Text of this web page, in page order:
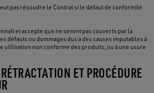
pas résoudre le Contrat si le défaut de conformité
et accepte que ne seront pas couverts par la
défauts ou dommages dus à des causes imputables à
utilisation non conforme des produits, ou à une usure
ET PROCÉDURE